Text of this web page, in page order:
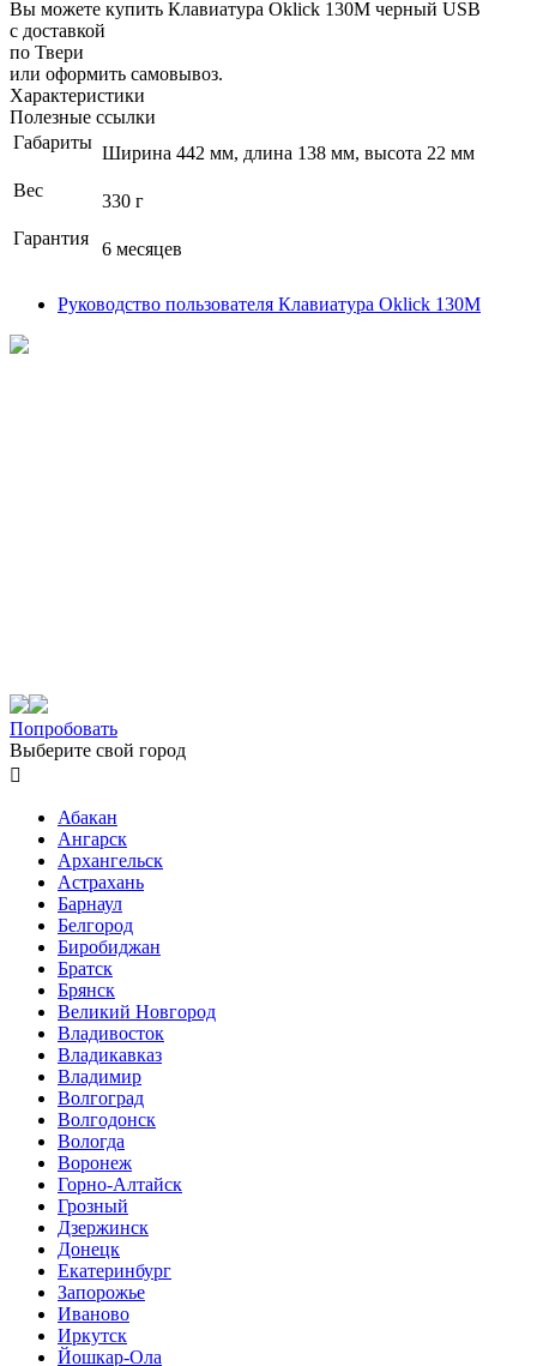
Вы можете купить Клавиатура Oklick 130M черный USB
с доставкой
по Твери
или оформить самовывоз.
Характеристики
Полезные ссылки
Габариты
Ширина 442 мм, длина 138 мм, высота 22 мм
Вес
330 г
Гарантия
6 месяцев
Руководство пользователя Клавиатура Oklick 130M
Попробовать
Выберите свой город

Абакан
Ангарск
Архангельск
Астрахань
Барнаул
Белгород
Биробиджан
Братск
Брянск
Великий Новгород
Владивосток
Владикавказ
Владимир
Волгоград
Волгодонск
Вологда
Воронеж
Горно-Алтайск
Грозный
Дзержинск
Донецк
Екатеринбург
Запорожье
Иваново
Иркутск
Йошкар-Ола